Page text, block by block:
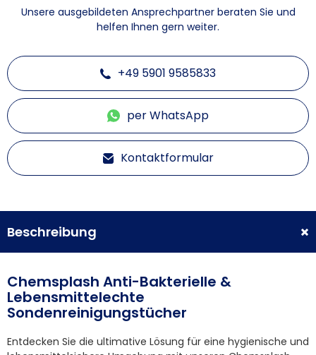
Unsere ausgebildeten Ansprechpartner beraten Sie und
helfen Ihnen gern weiter.
+49 5901 9585833
per WhatsApp
Kontaktformular
Beschreibung
Chemsplash Anti-Bakterielle &
Lebensmittelechte
Sondenreinigungstücher
Entdecken Sie die ultimative Lösung für eine hygienische und